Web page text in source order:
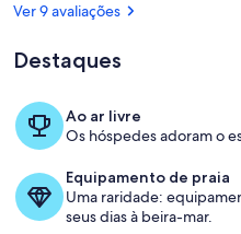
Ver 9 avaliações
Destaques
Ao ar livre
Os hóspedes adoram o
Equipamento de praia
Uma raridade:
seus dias à beira-mar.